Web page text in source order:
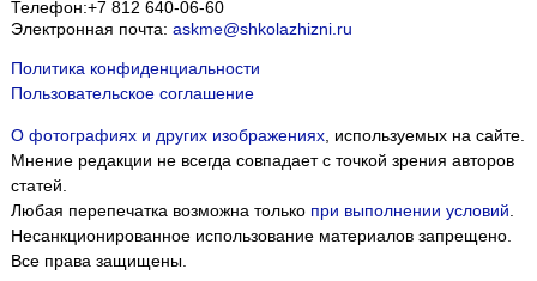
Телефон:+7 812 640-06-60
Электронная почта: askme@shkolazhizni.ru
Политика конфиденциальности
Пользовательское соглашение
О фотографиях и других изображениях, используемых на сайте.
Мнение редакции не всегда совпадает с точкой зрения авторов
статей.
Любая перепечатка возможна только при выполнении условий
Несанкционированное использование материалов запрещено.
Все права защищены.